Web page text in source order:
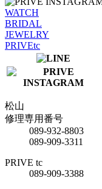
WATCH
BRIDAL
JEWELRY
PRIVEtc
松山
修理専用番号
089-932-8803
089-909-3311
PRIVE tc
089-909-3388